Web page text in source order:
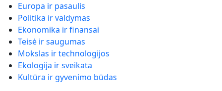
Europa ir pasaulis
Politika ir valdymas
Ekonomika ir finansai
Teisė ir saugumas
Mokslas ir technologijos
Ekologija ir sveikata
Kultūra ir gyvenimo būdas